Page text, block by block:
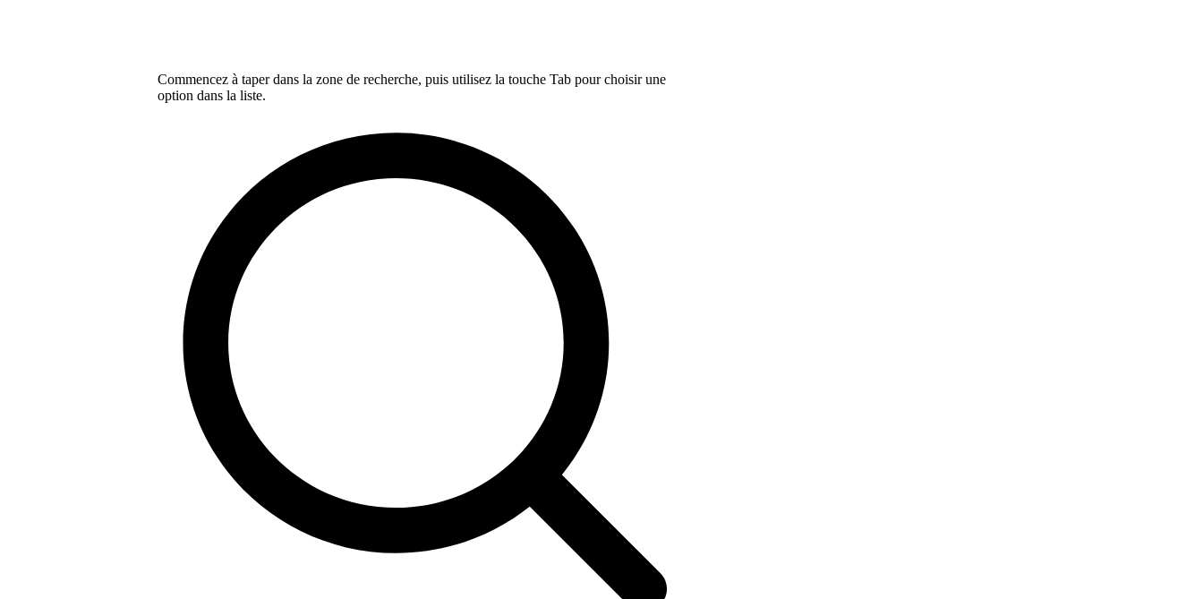
Commencez à taper dans la zone de recherche, puis utilisez la touche Tab pour choisir une
option dans la liste.